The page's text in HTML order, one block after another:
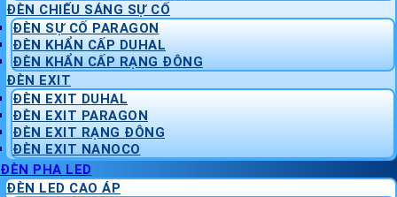
ĐÈN CHIẾU SÁNG SỰ CỐ
ĐÈN SỰ CỐ PARAGON
ĐÈN KHẨN CẤP DUHAL
ĐÈN KHẨN CẤP RẠNG ĐÔNG
ĐÈN EXIT
ĐÈN EXIT DUHAL
ĐÈN EXIT PARAGON
ĐÈN EXIT RẠNG ĐÔNG
ĐÈN EXIT NANOCO
ĐÈN PHA LED
ĐÈN LED CAO ÁP